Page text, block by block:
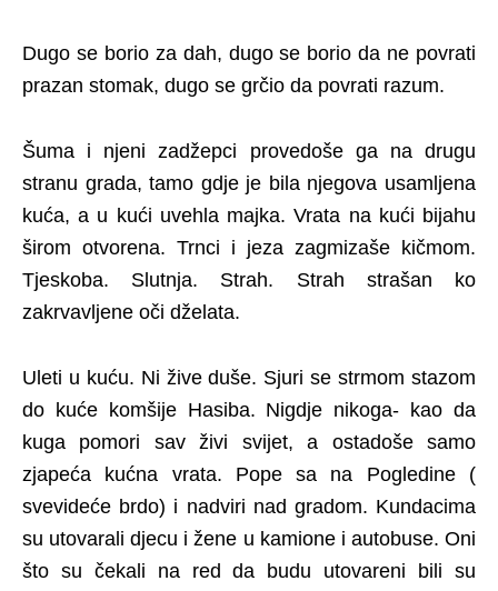
Dugo se borio za dah, dugo se borio da ne povrati
prazan stomak, dugo se grčio da povrati razum.
Šuma i njeni zadžepci provedoše ga na drugu
stranu grada, tamo gdje je bila njegova usamljena
kuća, a u kući uvehla majka. Vrata na kući bijahu
širom otvorena. Trnci i jeza zagmizaše kičmom.
Tjeskoba. Slutnja. Strah. Strah strašan ko
zakrvavljene oči dželata.
Uleti u kuću. Ni žive duše. Sjuri se strmom stazom
do kuće komšije Hasiba. Nigdje nikoga- kao da
kuga pomori sav živi svijet, a ostadoše samo
zjapeća kućna vrata. Pope sa na Pogledine (
svevideće brdo) i nadviri nad gradom. Kundacima
su utovarali djecu i žene u kamione i autobuse. Oni
što su čekali na red da budu utovareni bili su